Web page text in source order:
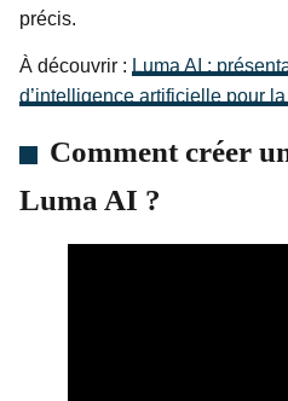
précis.
À découvrir : Luma AI :
d’intelligence artificielle pour
Comment créer
Luma AI ?